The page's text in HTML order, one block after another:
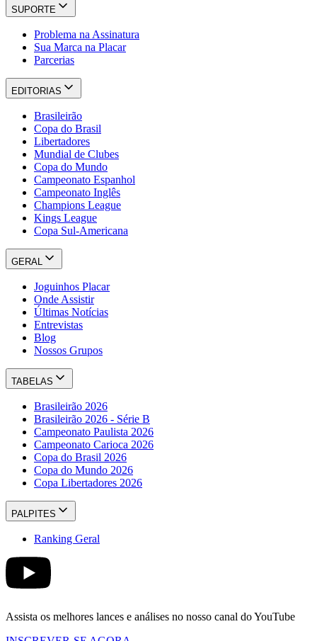
SUPORTE
Problema na Assinatura
Sua Marca na Placar
Parcerias
EDITORIAS
Brasileirão
Copa do Brasil
Libertadores
Mundial de Clubes
Copa do Mundo
Campeonato Espanhol
Campeonato Inglês
Champions League
Kings League
Copa Sul-Americana
GERAL
Joguinhos Placar
Onde Assistir
Últimas Notícias
Entrevistas
Blog
Nossos Grupos
TABELAS
Brasileirão 2026
Brasileirão 2026 - Série B
Campeonato Paulista 2026
Campeonato Carioca 2026
Copa do Brasil 2026
Copa do Mundo 2026
Copa Libertadores 2026
PALPITES
Ranking Geral
Assista os melhores lances e análises no nosso canal do YouTube